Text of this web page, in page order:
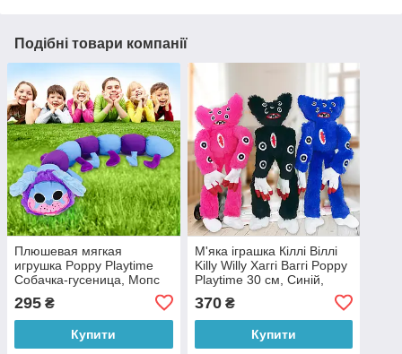
Подібні товари компанії
Плюшевая мягкая
игрушка Poppy Playtime
Собачка-гусеница, Мопс
Хагги Вагги Пи Джей, 40
см
295 ₴
Купити
М'яка іграшка Кіллі Віллі
Killy Willy Хаггі Ваггі Poppy
Playtime 30 см, Синій,
370₴
Купити